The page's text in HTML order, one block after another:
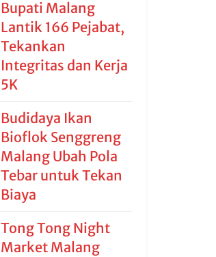
Bupati Malang
Lantik 166 Pejabat,
Tekankan
Integritas dan Kerja
5K
Budidaya Ikan
Bioflok Senggreng
Malang Ubah Pola
Tebar untuk Tekan
Biaya
Tong Tong Night
Market Malang